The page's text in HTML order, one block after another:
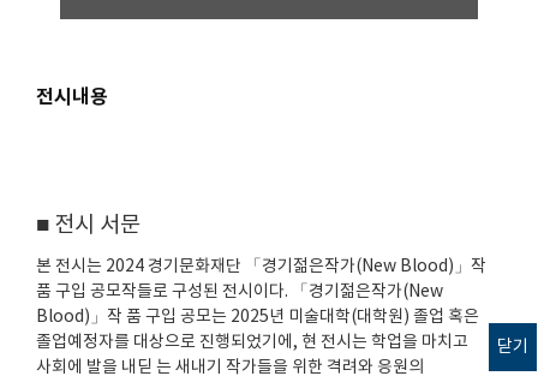
닫기
전시내용
■ 전시 서문
본 전시는 2024 경기문화재단 「경기젊은작가(New Blood)」작
품 구입 공모작들로 구성된 전시이다. 「경기젊은작가(New
Blood)」작 품 구입 공모는 2025년 미술대학(대학원) 졸업 혹은
졸업예정자를 대상으로 진행되었기에, 현 전시는 학업을 마치고
사회에 발을 내딛 는 새내기 작가들을 위한 격려와 응원의